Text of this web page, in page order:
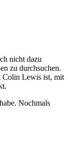
nicht dazu
zu durchsuchen.
Colin Lewis ist, mit
Nochmals